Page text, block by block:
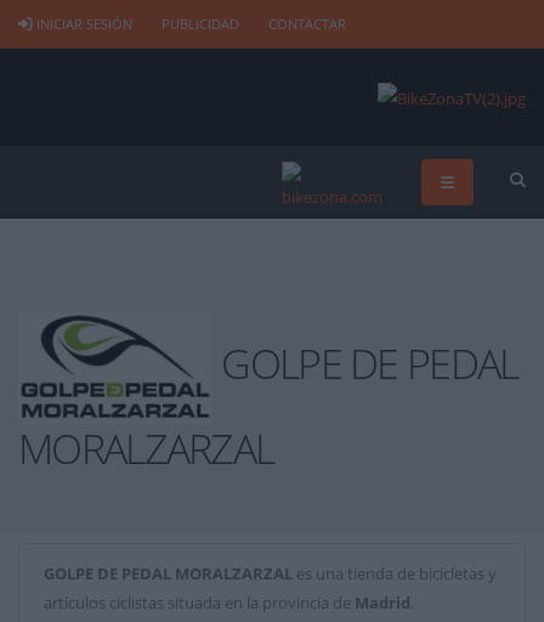
INICIAR SESIÓN PUBLICIDAD CONTACTAR
GOLPE DE PEDAL
MORALZARZAL
GOLPE DE PEDAL MORALZARZAL es una tienda de bicicletas y
artículos ciclistas situada en la provincia de Madrid.